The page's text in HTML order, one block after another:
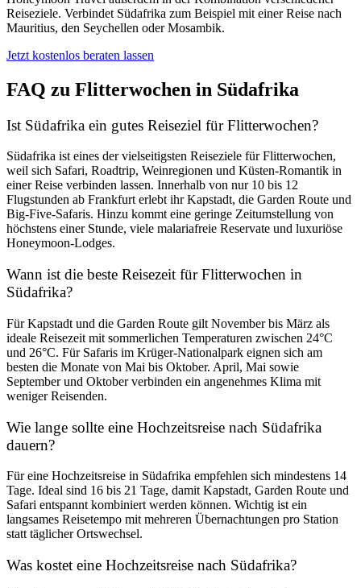
Reiseziele. Verbindet Südafrika zum Beispiel mit einer Reise nach
Mauritius, den Seychellen oder Mosambik.
Jetzt kostenlos beraten lassen
FAQ zu Flitterwochen in Südafrika
Ist Südafrika ein gutes Reiseziel für Flitterwochen?
Südafrika ist eines der vielseitigsten Reiseziele für Flitterwochen,
weil sich Safari, Roadtrip, Weinregionen und Küsten-Romantik in
einer Reise verbinden lassen. Innerhalb von nur 10 bis 12
Flugstunden ab Frankfurt erlebt ihr Kapstadt, die Garden Route und
Big-Five-Safaris. Hinzu kommt eine geringe Zeitumstellung von
höchstens einer Stunde, viele malariafreie Reservate und luxuriöse
Honeymoon-Lodges.
Wann ist die beste Reisezeit für Flitterwochen in
Südafrika?
Für Kapstadt und die Garden Route gilt November bis März als
ideale Reisezeit mit sommerlichen Temperaturen zwischen 24°C
und 26°C. Für Safaris im Krüger-Nationalpark eignen sich am
besten die Monate von Mai bis Oktober. April, Mai sowie
September und Oktober verbinden ein angenehmes Klima mit
weniger Reisenden.
Wie lange sollte eine Hochzeitsreise nach Südafrika
dauern?
Für eine Hochzeitsreise in Südafrika empfehlen sich mindestens 14
Tage. Ideal sind 16 bis 21 Tage, damit Kapstadt, Garden Route und
Safari entspannt kombiniert werden können. Wichtig ist ein
langsames Reisetempo mit mehreren Übernachtungen pro Station
statt täglicher Ortswechsel.
Was kostet eine Hochzeitsreise nach Südafrika?